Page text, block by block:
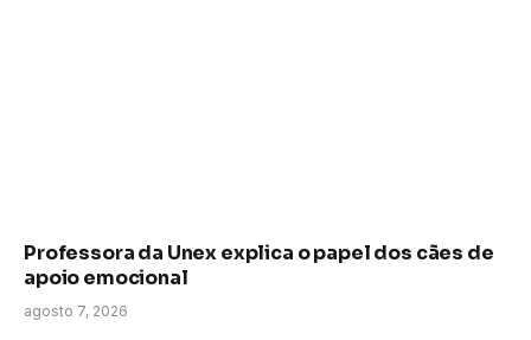
Professora da Unex explica o papel dos cães de
apoio emocional
agosto 7, 2026